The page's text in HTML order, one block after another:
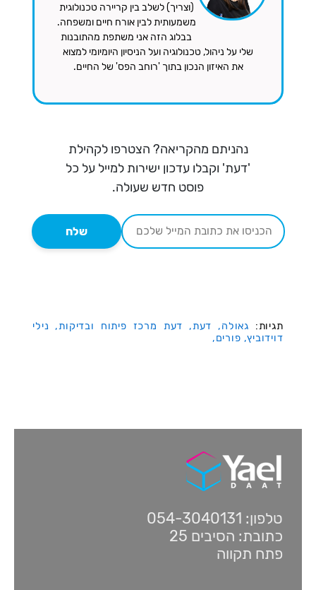
(וצריך) לשלב בין קריירה טכנולוגית
משמעותית לבין אורח חיים ומשפחה.
בבלוג הזה אני משתפת מהתובנות
שלי על ניהול, טכנולוגיה ועל הניסיון היומיומי למצוא
את האיזון הנכון בתוך 'רוחב הפס' של החיים.
נהניתם מהקריאה? הצטרפו לקהילת
'דעת' וקבלו עדכון ישירות למייל על כל
פוסט חדש שעולה.
שלח
תגיות: גאולה, דעת, דעת מרכז פיתוח ובדיקות, נילי
דוידוביץ, פורים,
טלפון: 054-3040131
כתובת: הסיבים 25
פתח תקווה